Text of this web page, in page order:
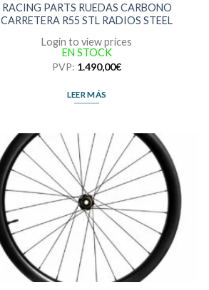
RACING PARTS RUEDAS CARBONO
CARRETERA R55 STL RADIOS STEEL
Login to view prices
EN STOCK
PVP: 1.490,00€
LEER MÁS